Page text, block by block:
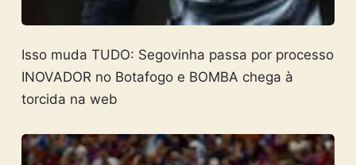
Isso muda TUDO: Segovinha passa por processo
INOVADOR no Botafogo e BOMBA chega à
torcida na web